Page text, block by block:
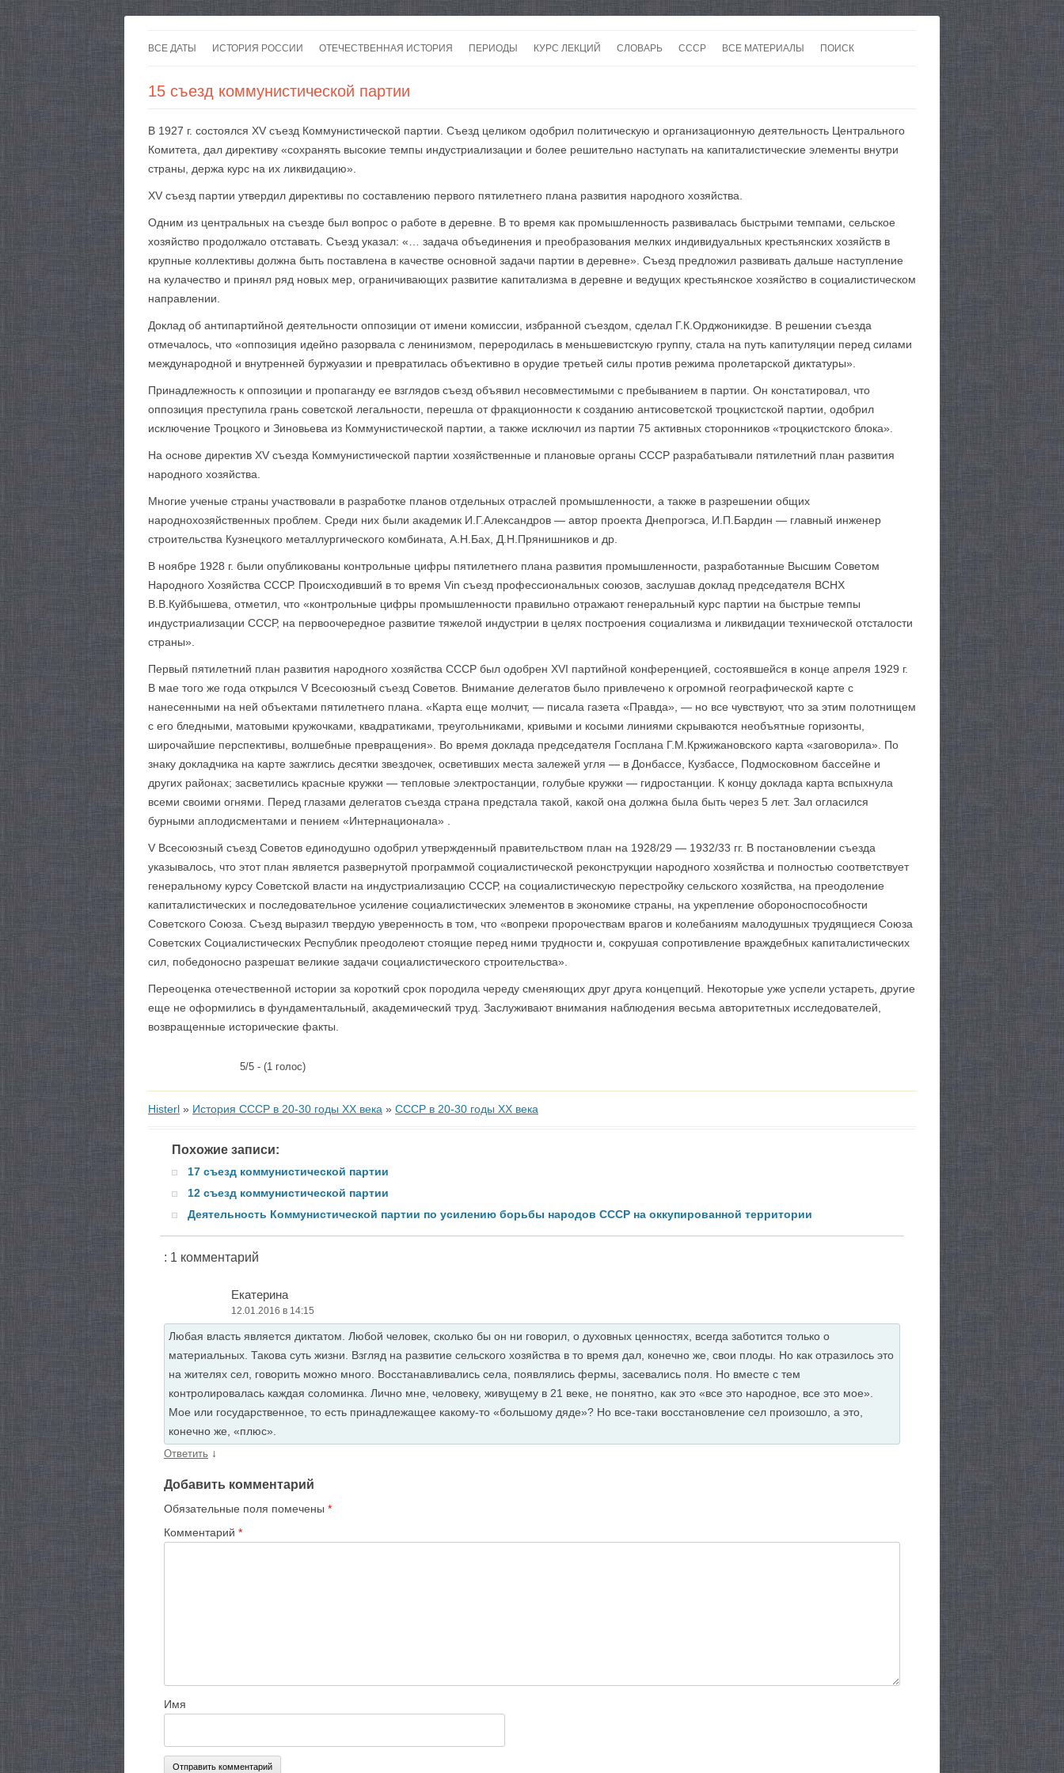
к
ВСЕ ДАТЫ ИСТОРИЯ РОССИИ ОТЕЧЕСТВЕННАЯ ИСТОРИЯ ПЕРИОДЫ КУРС ЛЕКЦИЙ СЛОВАРЬ СССР
ВОЙНЫ
ВСЕ МАТЕРИАЛЫ
КАРТЫ
ПОИСК
15 съезд коммунистической партии
В 1927 г. состоялся XV съезд Коммунистической партии. Съезд целиком одобрил политическую и организационную деятельность Центрального
Комитета, дал директиву «сохранять высокие темпы индустриализации и более решительно наступать на капиталистические элементы внутри
страны, держа курс на их ликвидацию».
XV съезд партии утвердил директивы по составлению первого пятилетнего плана развития народного хозяйства.
Одним из центральных на съезде был вопрос о работе в деревне. В то время как промышленность развива­лась быстрыми темпами, сельское
хозяйство продолжало отставать. Съезд указал: «… задача объединения и преобразования мелких индивидуальных крестьянских хозяйств в
крупные коллективы должна быть поставлена в качестве основной задачи партии в деревне». Съезд предложил развивать дальше наступление
на кулачество и принял ряд новых мер, ограничивающих развитие капитализма в деревне и ведущих крестьянское хозяйство в социалистическом
направлении.
Доклад об антипартийной деятельности оппозиции от имени комиссии, избранной съездом, сделал Г.К.Орджоникидзе. В решении съезда
отмечалось, что «оппозиция идейно разорвала с ленинизмом, переродилась в меньше­вистскую группу, стала на путь капитуляции перед силами
международной и внутренней буржуазии и превратилась объективно в орудие третьей силы против режима пролетарской диктатуры».
Принадлежность к оппозиции и пропаганду ее взглядов съезд объявил несовместимыми с пребыванием в партии. Он констатировал, что
оппозиция преступила грань советской легальности, перешла от фракционности к созданию антисоветской троцкистской партии, одобрил
исключение Троцкого и Зиновьева из Коммунистической партии, а также исключил из партии 75 активных сторонников «троцкистского блока».
На основе директив XV съезда Коммунистической партии хозяйственные и плановые органы СССР разрабатывали пятилетний план развития
народного хозяйства.
Многие ученые страны участвовали в разработке планов отдельных отраслей промышленности, а также в разрешении общих
народнохозяйственных проблем. Среди них были академик И.Г.Александров — автор проекта Днепрогэса, И.П.Бардин — главный инженер
строительства Кузнецкого металлургического комбината, А.Н.Бах, Д.Н.Прянишников и др.
В ноябре 1928 г. были опубликованы контрольные цифры пятилетнего плана развития промышленности, разработанные Высшим Советом
Народного Хозяйства СССР. Происходивший в то время Vin съезд профессиональных союзов, заслушав доклад председателя ВСНХ
В.В.Куйбышева, отметил, что «контрольные цифры промышленности правильно отражают генеральный курс партии на быстрые темпы
индустриализации СССР, на первоочередное развитие тяжелой индустрии в целях построения социализма и ликвидации технической отсталости
страны».
Первый пятилетний план развития народного хозяй­ства СССР был одобрен XVI партийной конференцией, состоявшейся в конце апреля 1929 г.
В мае того же года открылся V Всесоюзный съезд Советов. Внимание делегатов было привлечено к огромной географической карте с
нанесенными на ней объектами пятилетнего плана. «Карта еще молчит, — писала газета «Правда», — но все чувствуют, что за этим полотнищем
с его бледными, матовыми кружочками, квадратиками, треугольниками, кривыми и косыми линиями скрываются необъятные гори­зонты,
широчайшие перспективы, волшебные превращения». Во время доклада председателя Госплана Г.М.Кржижановского карта «заговорила». По
знаку докладчика на карте зажглись десятки звездочек, осветивших места залежей угля — в Донбассе, Кузбассе, Подмосковном бас­сейне и
других районах; засветились красные кружки — тепловые электростанции, голубые кружки — гидростанции. К концу доклада карта вспыхнула
всеми своими огнями. Перед глазами делегатов съезда страна предстала такой, какой она должна была быть через 5 лет. Зал огласился
бурными аплодисментами и пением «Интернационала» .
V Всесоюзный съезд Советов единодушно одобрил утвержденный правительством план на 1928/29 — 1932/33 гг. В постановлении съезда
указывалось, что этот план является развернутой программой социалистической реконструкции народного хозяйства и полностью соответствует
генеральному курсу Советской власти на индустриализацию СССР, на социалистическую перестройку сельского хозяйства, на преодоление
капиталистических и последовательное усиление социалистических элементов в экономике страны, на укрепление обороноспособности
Советского Союза. Съезд выразил твердую уверенность в том, что «вопреки пророчествам врагов и коле­баниям малодушных трудящиеся Союза
Советских Социалистических Республик преодолеют стоящие перед ними трудности и, сокрушая сопротивление враждебных капиталистических
сил, победоносно разрешат великие задачи социалистического строительства».
Переоценка отечественной истории за короткий срок породила череду сменяющих друг друга концепций. Некоторые уже успели устареть, другие
еще не оформились в фундаментальный, академический труд. Заслуживают внимания наблюдения весьма авторитетных исследователей,
возвращенные исторические факты.
5/5 - (1 голос)
Histerl » История СССР в 20-30 годы ХХ века » СССР в 20-30 годы ХХ века
Похожие записи:
17 съезд коммунистической партии
12 съезд коммунистической партии
Деятельность Коммунистической партии по усилению борьбы народов СССР на оккупированной территории
: 1 комментарий
Екатерина
12.01.2016 в 14:15
Любая власть является диктатом. Любой человек, сколько бы он ни говорил, о духовных ценностях, всегда заботится только о
материальных. Такова суть жизни. Взгляд на развитие сельского хозяйства в то время дал, конечно же, свои плоды. Но как отразилось это
на жителях сел, говорить можно много. Восстанавливались села, появлялись фермы, засевались поля. Но вместе с тем
контролировалась каждая соломинка. Лично мне, человеку, живущему в 21 веке, не понятно, как это «все это народное, все это мое».
Мое или государственное, то есть принадлежащее какому-то «большому дяде»? Но все-таки восстановление сел произошло, а это,
конечно же, «плюс».
Ответить ↓
Добавить комментарий
Обязательные поля помечены *
Комментарий *
Имя